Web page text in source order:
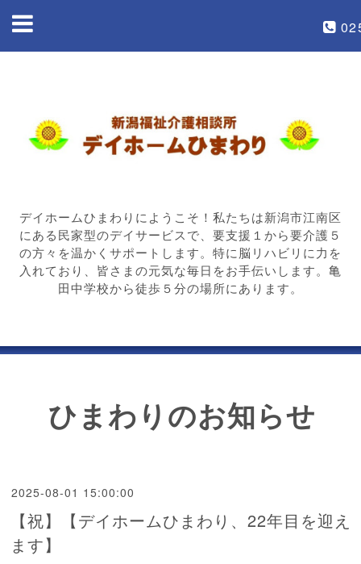
デイホームひまわりにようこそ！私たちは新潟市江南区
にある民家型のデイサービスで、要支援１から要介護５
の方々を温かくサポートします。特に脳リハビリに力を
入れており、皆さまの元気な毎日をお手伝いします。亀
田中学校から徒歩５分の場所にあります。
ひまわりのお知らせ
2025-08-01 15:00:00
【祝】【デイホームひまわり、22年目を迎え
ます】